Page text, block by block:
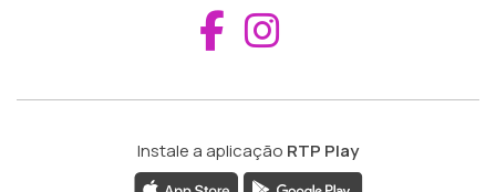
Aceder ao
Instale a aplicação RTP Play